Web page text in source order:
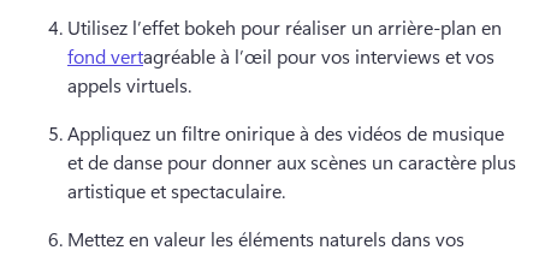
Utilisez l’effet bokeh pour réaliser un arrière-plan en
fond vertagréable à l’œil pour vos interviews et vos
appels virtuels.
Appliquez un filtre onirique à des vidéos de musique
et de danse pour donner aux scènes un caractère plus
artistique et spectaculaire.
Mettez en valeur les éléments naturels dans vos